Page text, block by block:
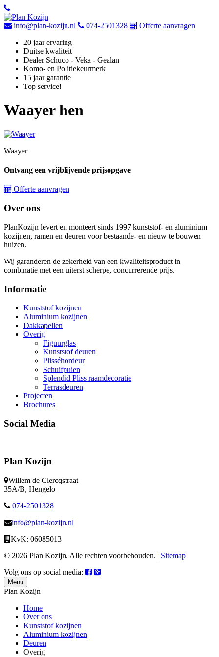
info@plan-kozijn.nl 074-2501328
Offerte aanvragen
20 jaar ervaring
Duitse kwaliteit
Dealer Schuco - Veka - Gealan
Komo- en Politiekeurmerk
15 jaar garantie
Top service!
Waayer hen
Waayer
Ontvang een vrijblijvende prijsopgave
Offerte aanvragen
Over ons
PlanKozijn levert en monteert sinds 1997 kunststof- en aluminium
kozijnen, ramen en deuren voor bestaande- en nieuw te bouwen
huizen.
Wij garanderen de zekerheid van een kwaliteitsproduct in
combinatie met een uiterst scherpe, concurrerende prijs.
Informatie
Kunststof kozijnen
Aluminium kozijnen
Dakkapellen
Overig
Figuurglas
Kunststof deuren
Plisséhordeur
Schuifpuien
Splendid Pliss raamdecoratie
Terrasdeuren
Projecten
Brochures
Social Media
Plan Kozijn
Willem de Clercqstraat
35A/B, Hengelo
074-2501328
info@plan-kozijn.nl
KvK: 06085013
© 2026 Plan Kozijn. Alle rechten voorbehouden. | Sitemap
Volg ons op social media:
Menu
Plan Kozijn
Home
Over ons
Kunststof kozijnen
Aluminium kozijnen
Deuren
Overig